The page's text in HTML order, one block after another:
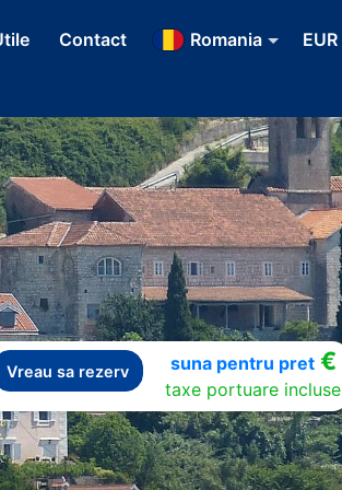
Contact Romania EUR
Vreau sa rezerv suna pentru pret€
taxe portuare incluse